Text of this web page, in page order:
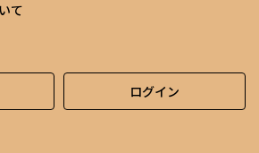
て
ログイン